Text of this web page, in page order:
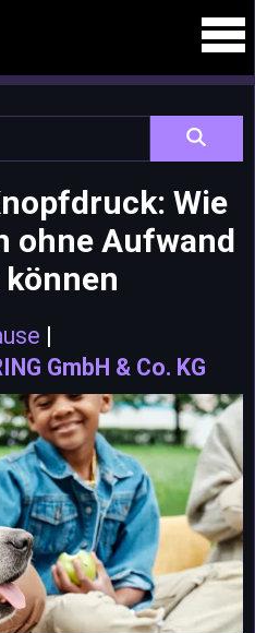
Wie
ohne Aufwand
|
GmbH & Co. KG